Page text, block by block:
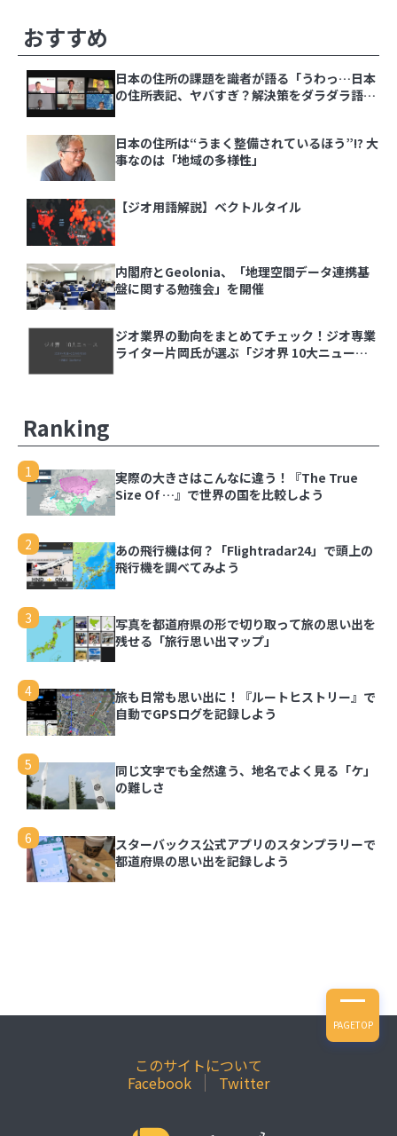
ジオ業界の動向をまとめてチェック！ジオ専業ラ
イター片岡氏が選ぶ「ジオ界 10大ニュース
2024」を発表
1
実際の大きさはこんなに違う！『The True Size
Of …』で世界の国を比較しよう
2
あの飛行機は何？「Flightradar24」で頭上の飛
行機を調べてみよう
写真を都道府県の形で切り取って旅の思い出を残
せる「旅行思い出マップ」
5
同じ文字でも全然違う、地名でよく見る「ケ」の
難しさ
6
スターバックス公式アプリのスタンプラリーで都
道府県の思い出を記録しよう
その他の記事
おすすめ
日本の住所の課題を識者が語る「うわっ…日本
の住所表記、ヤバすぎ？解決策をダラダラ語る
日本の住所は“うまく整備されているほう”!? 大
事なのは「地域の多様性」
【ジオ用語解説】ベクトルタイル
内閣府とGeolonia、「地理空間データ連携基
盤に関する勉強会」を開催
ジオ業界の動向をまとめてチェック！ジオ専業
ライター片岡氏が選ぶ「ジオ界 10大ニュース
Ranking
1
実際の大きさはこんなに違う！『The True
Size Of …』で世界の国を比較しよう
2
あの飛行機は何？「Flightradar24」で頭上の
飛行機を調べてみよう
3
写真を都道府県の形で切り取って旅の思い出を
残せる「旅行思い出マップ」
4
旅も日常も思い出に！『ルートヒストリー』で
自動でGPSログを記録しよう
5
同じ文字でも全然違う、地名でよく見る「ケ」
の難しさ
6
スターバックス公式アプリのスタンプラリーで
都道府県の思い出を記録しよう
PAGETOP
このサイトについて
Facebook
Twitter